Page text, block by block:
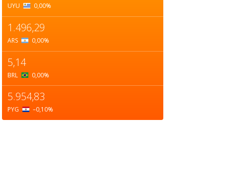
UYU 0,00%
1.496,29
ARS 0,00%
5,14
BRL 0,00%
5.954,83
PYG –0,10%